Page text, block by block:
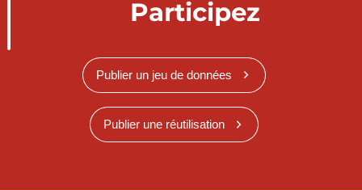
Participez
Publier un jeu de données
Publier une réutilisation